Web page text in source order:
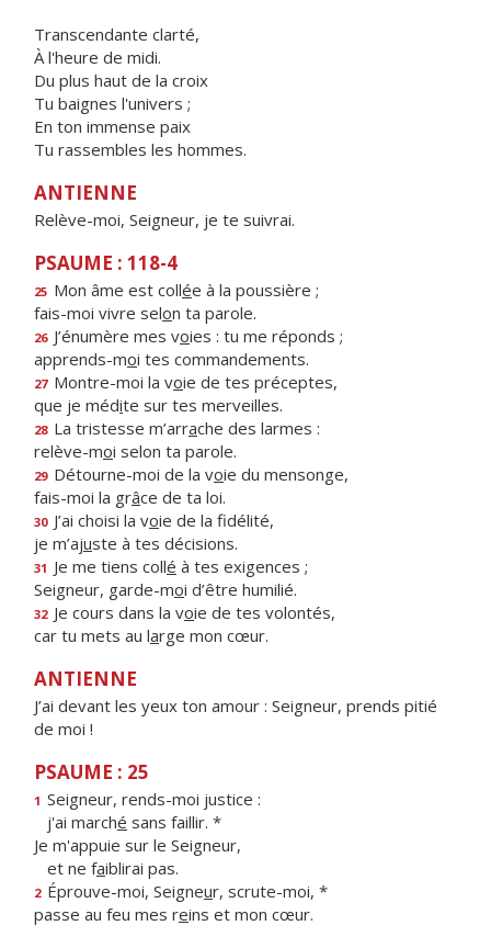
Transcendante clarté,
À l'heure de midi.
Du plus haut de la croix
Tu baignes l'univers ;
En ton immense paix
Tu rassembles les hommes.
ANTIENNE
Relève-moi, Seigneur, je te suivrai.
PSAUME : 118-4
25 Mon âme est collée à la poussière ;
fais-moi vivre selon ta parole.
26 J’énumère mes voies : tu me réponds ;
apprends-moi tes commandements.
27 Montre-moi la voie de tes préceptes,
que je médite sur tes merveilles.
28 La tristesse m’arrache des larmes :
relève-moi selon ta parole.
29 Détourne-moi de la voie du mensonge,
fais-moi la grâce de ta loi.
30 J’ai choisi la voie de la fidélité,
je m’ajuste à tes décisions.
31 Je me tiens collé à tes exigences ;
Seigneur, garde-moi d’être humilié.
32 Je cours dans la voie de tes volontés,
car tu mets au large mon cœur.
ANTIENNE
J’ai devant les yeux ton amour : Seigneur, prends pitié
de moi !
PSAUME : 25
1 Seigneur, rends-moi justice :
j'ai marché sans faillir. *
Je m'appuie sur le Seigneur,
et ne faiblirai pas.
2 Éprouve-moi, Seigneur, scrute-moi, *
passe au feu mes reins et mon cœur.